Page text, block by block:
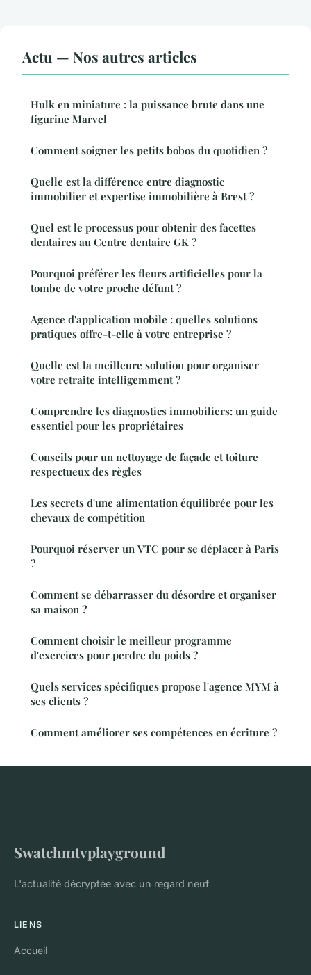
Actu — Nos autres articles
Hulk en miniature : la puissance brute dans une
figurine Marvel
Comment soigner les petits bobos du quotidien ?
Quelle est la différence entre diagnostic
immobilier et expertise immobilière à Brest ?
Quel est le processus pour obtenir des facettes
dentaires au Centre dentaire GK ?
Pourquoi préférer les fleurs artificielles pour la
tombe de votre proche défunt ?
Agence d'application mobile : quelles solutions
pratiques offre-t-elle à votre entreprise ?
Quelle est la meilleure solution pour organiser
votre retraite intelligemment ?
Comprendre les diagnostics immobiliers: un guide
essentiel pour les propriétaires
Conseils pour un nettoyage de façade et toiture
respectueux des règles
Les secrets d'une alimentation équilibrée pour les
chevaux de compétition
Pourquoi réserver un VTC pour se déplacer à Paris
?
Comment se débarrasser du désordre et organiser
sa maison ?
Comment choisir le meilleur programme
d'exercices pour perdre du poids ?
Quels services spécifiques propose l'agence MYM à
ses clients ?
Comment améliorer ses compétences en écriture ?
Swatchmtvplayground
L'actualité décryptée avec un regard neuf
LIENS
Accueil